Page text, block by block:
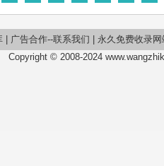
| 广告合作--联系我们
永久免费收录网
Copyright © 2008-2024